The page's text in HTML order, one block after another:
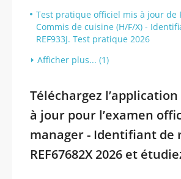
Test pratique officiel mis à jour de
Commis de cuisine (H/F/X) -
REF933J. Test pratique 2026
Afficher plus... (1)
Téléchargez
à jour pour l’examen
manager - Identifiant de
REF67682X 2026 et